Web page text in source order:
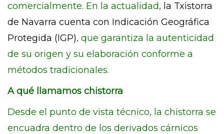
comercialmente. En la actualidad, la Txistorra
de Navarra cuenta con Indicación Geográfica
Protegida (IGP), que garantiza la autenticidad
de su origen y su elaboración conforme a
métodos tradicionales.
A qué llamamos chistorra
Desde el punto de vista técnico, la chistorra se
encuadra dentro de los derivados cárnicos